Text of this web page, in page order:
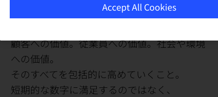
いまや企業の価値は業績だけでは計れない。
顧客への価値。従業員への価値。社会や環境
への価値。
そのすべてを包括的に高めていくこと。
短期的な数字に満足するのではなく、
Accept All Cookies